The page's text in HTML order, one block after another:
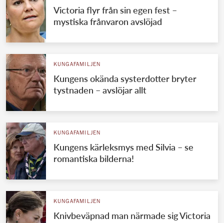
Victoria flyr från sin egen fest –
mystiska frånvaron avslöjad
KUNGAFAMILJEN
Kungens okända systerdotter bryter
tystnaden – avslöjar allt
KUNGAFAMILJEN
Kungens kärleksmys med Silvia – se
romantiska bilderna!
KUNGAFAMILJEN
Knivbeväpnad man närmade sig Victoria